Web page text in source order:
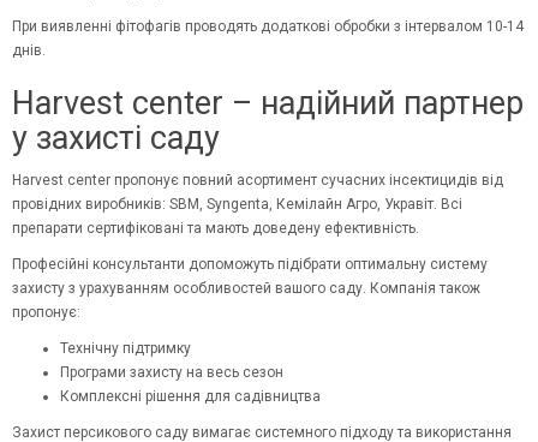
При виявленні фітофагів проводять додаткові обробки з інтервалом 10-14
днів.
Harvest center – надійний партнер
у захисті саду
Harvest center пропонує повний асортимент сучасних інсектицидів від
провідних виробників: SBM, Syngenta, Кемілайн Агро, Укравіт. Всі
препарати сертифіковані та мають доведену ефективність.
Професійні консультанти допоможуть підібрати оптимальну систему
захисту з урахуванням особливостей вашого саду. Компанія також
пропонує:
Технічну підтримку
Програми захисту на весь сезон
Комплексні рішення для садівництва
Захист персикового саду вимагає системного підходу та використання